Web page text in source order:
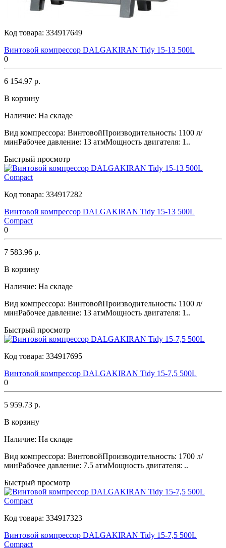
Код товара: 334917649
Винтовой компрессор DALGAKIRAN Tidy 15-13 500L
0
6 154.97 р.
В корзину
Наличие: На складе
Вид компрессора: ВинтовойПроизводительность: 1100 л/
минРабочее давление: 13 атмМощность двигателя: 1..
Быстрый просмотр
Код товара: 334917282
Винтовой компрессор DALGAKIRAN Tidy 15-13 500L
Compact
0
7 583.96 р.
В корзину
Наличие: На складе
Вид компрессора: ВинтовойПроизводительность: 1100 л/
минРабочее давление: 13 атмМощность двигателя: 1..
Быстрый просмотр
Код товара: 334917695
Винтовой компрессор DALGAKIRAN Tidy 15-7,5 500L
0
5 959.73 р.
В корзину
Наличие: На складе
Вид компрессора: ВинтовойПроизводительность: 1700 л/
минРабочее давление: 7.5 атмМощность двигателя: ..
Быстрый просмотр
Код товара: 334917323
Винтовой компрессор DALGAKIRAN Tidy 15-7,5 500L
Compact